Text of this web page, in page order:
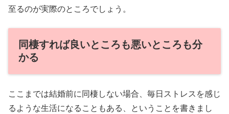
至るのが実際のところでしょう。
同棲すれば良いところも悪いところも分
かる
ここまでは結婚前に同棲しない場合、毎日ストレスを感じ
るような生活になることもある、ということを書きまし